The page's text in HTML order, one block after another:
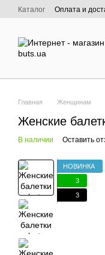
Перейти к основному
Каталог Оплата и
Главная Женщинам
Женские
В наличии Оставить
НОВИНКА
3
3